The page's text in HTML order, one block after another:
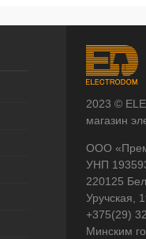
2023 ©
магазин
ООО
УНП
220125
Уручская,
+375(29)
Минским